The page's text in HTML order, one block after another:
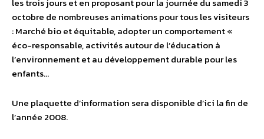
les trois jours et en proposant pour la journée du samedi 3
octobre de nombreuses animations pour tous les visiteurs
: Marché bio et équitable, adopter un comportement «
éco-responsable, activités autour de l’éducation à
l’environnement et au développement durable pour les
enfants…
Une plaquette d’information sera disponible d’ici la fin de
l’année 2008.